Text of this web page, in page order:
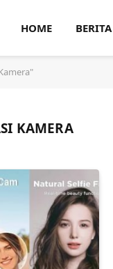
HOME BERITA
KAMERA